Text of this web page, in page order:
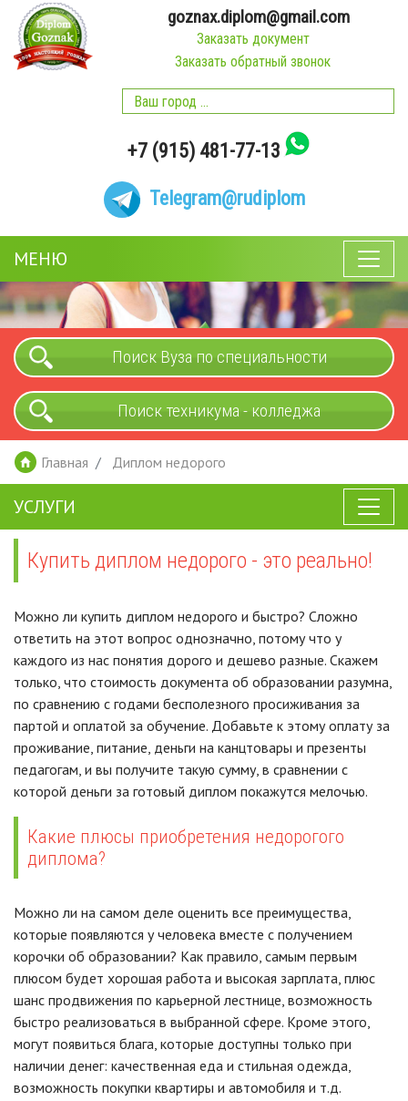
goznax.diplom@gmail.com
Заказать документ
Заказать обратный звонок
+7 (915) 481-77-13
Telegram@rudiplom
МЕНЮ
Поиск Вуза по специальности
Поиск техникума - колледжа
Главная Диплом недорого
УСЛУГИ
Купить диплом недорого - это реально!
Можно ли купить диплом недорого и быстро? Сложно
ответить на этот вопрос однозначно, потому что у
каждого из нас понятия дорого и дешево разные. Скажем
только, что стоимость документа об образовании разумна,
по сравнению с годами бесполезного просиживания за
партой и оплатой за обучение. Добавьте к этому оплату за
проживание, питание, деньги на канцтовары и презенты
педагогам, и вы получите такую сумму, в сравнении с
которой деньги за готовый диплом покажутся мелочью.
Какие плюсы приобретения недорогого
диплома?
Можно ли на самом деле оценить все преимущества,
которые появляются у человека вместе с получением
корочки об образовании? Как правило, самым первым
плюсом будет хорошая работа и высокая зарплата, плюс
шанс продвижения по карьерной лестнице, возможность
быстро реализоваться в выбранной сфере. Кроме этого,
могут появиться блага, которые доступны только при
наличии денег: качественная еда и стильная одежда,
возможность покупки квартиры и автомобиля и т.д.